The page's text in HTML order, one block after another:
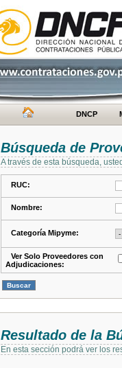
DNCP
Búsqueda de
A través de esta búsqueda,
RUC:
Nombre:
Categoría Mipyme:
Ver Solo Proveedores con
Adjudicaciones:
Resultado de la
En esta sección podrá ver los